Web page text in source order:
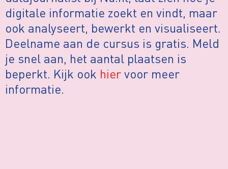
digitale informatie zoekt en vindt, maar
ook analyseert, bewerkt en visualiseert.
Deelname aan de cursus is gratis. Meld
je snel aan, het aantal plaatsen is
beperkt. Kijk ook hiervoor meer
informatie.